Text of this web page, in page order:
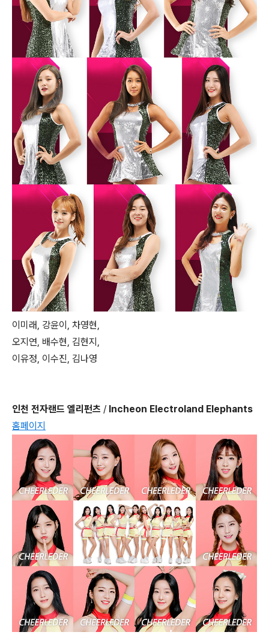
이미래, 강윤이, 차영현,
오지연, 배수현, 김현지,
이유정, 이수진, 김나영
인천 전자랜드 엘리펀츠 / Incheon Electroland Elephants
홈페이지